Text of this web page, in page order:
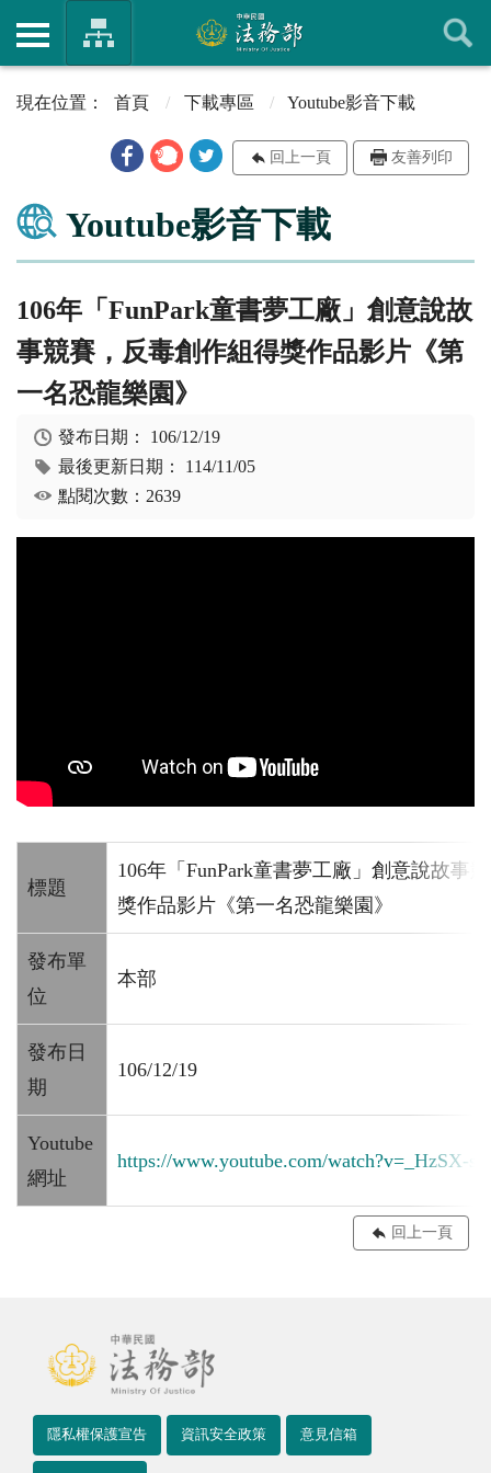
首頁 下載專區 Youtube影音下載
回上一頁 友善列印
Youtube影音下載
106年「FunPark童書夢工廠」創意說故
事競賽，反毒創作組得獎作品影片《第
一名恐龍樂園》
發布日期： 106/12/19
最後更新日期： 114/11/05
點閱次數：2639
標題
106年「FunPark童書夢工廠」創意說故事
獎作品影片《第一名恐龍樂園》
發布單
位
本部
發布日
期
106/12/19
Youtube
網址
https://www.youtube.com/watch?v=_HzSX-
回上一頁
隱私權保護宣告 資訊安全政策 意見信箱